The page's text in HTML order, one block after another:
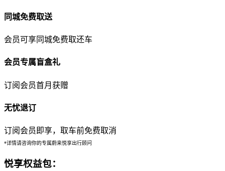
同城免费取送
会员可享同城免费取还车
会员专属盲盒礼
订阅会员首月获赠
无忧退订
订阅会员即享，取车前免费取消
*详情请咨询你的专属蔚来悦享出行顾问
悦享权益包：